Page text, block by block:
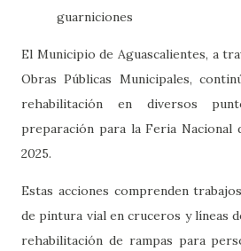
guarniciones
El Municipio de Aguascalientes, a
Obras Públicas Municipales,
rehabilitación en diversos
preparación para la Feria Nacional
2025.
Estas acciones comprenden
de pintura vial en cruceros y líneas
rehabilitación de rampas para